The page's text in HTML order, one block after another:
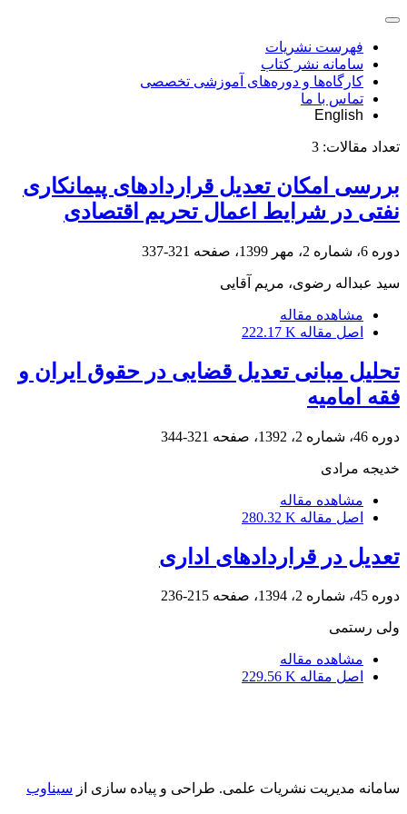
فهرست نشریات
سامانه نشر کتاب
کارگاه‌ها و دوره‌های آموزشی تخصصی
تماس با ما
English
تعداد مقالات: 3
بررسی امکان تعدیل قراردادهای پیمانکاری
نفتی در شرایط اعمال تحریم اقتصادی
دوره 6، شماره 2، مهر 1399، صفحه 321-337
سید عبداله رضوی، مریم آقایی
مشاهده مقاله
اصل مقاله 222.17 K
تحلیل مبانی تعدیل قضایی در حقوق ایران و
فقه امامیه
دوره 46، شماره 2، 1392، صفحه 321-344
خدیجه مرادی
مشاهده مقاله
اصل مقاله 280.32 K
تعدیل در قراردادهای اداری
دوره 45، شماره 2، 1394، صفحه 215-236
ولی رستمی
مشاهده مقاله
اصل مقاله 229.56 K
سامانه مدیریت نشریات علمی. طراحی و پیاده سازی از سیناوب